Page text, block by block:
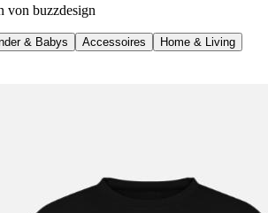
von buzzdesign
& Babys Accessoires
Home & Living